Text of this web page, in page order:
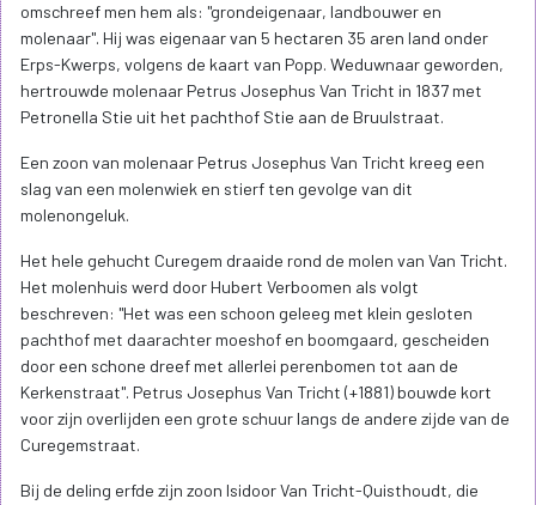
omschreef men hem als: "grondeigenaar, landbouwer en
molenaar". Hij was eigenaar van 5 hectaren 35 aren land onder
Erps-Kwerps, volgens de kaart van Popp. Weduwnaar geworden,
hertrouwde molenaar Petrus Josephus Van Tricht in 1837 met
Petronella Stie uit het pachthof Stie aan de Bruulstraat.
Een zoon van molenaar Petrus Josephus Van Tricht kreeg een
slag van een molenwiek en stierf ten gevolge van dit
molenongeluk.
Het hele gehucht Curegem draaide rond de molen van Van Tricht.
Het molenhuis werd door Hubert Verboomen als volgt
beschreven: "Het was een schoon geleeg met klein gesloten
pachthof met daarachter moeshof en boomgaard, gescheiden
door een schone dreef met allerlei perenbomen tot aan de
Kerkenstraat". Petrus Josephus Van Tricht (+1881) bouwde kort
voor zijn overlijden een grote schuur langs de andere zijde van de
Curegemstraat.
Bij de deling erfde zijn zoon Isidoor Van Tricht-Quisthoudt, die